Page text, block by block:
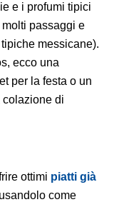
e i profumi tipici
passaggi e
messicane).
ecco una
per la festa o un
colazione di
ottimi piatti già
come